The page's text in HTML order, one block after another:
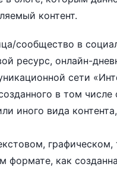
контент.
сообщество в
ресурс, онлайн-
сети
в том
иного вида
графическом,
формате, как